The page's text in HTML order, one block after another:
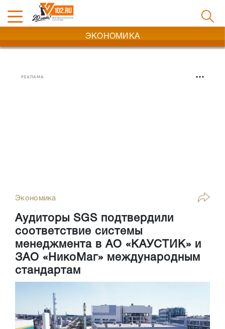
ЭКОНОМИКА
РЕКЛАМА
Экономика
Аудиторы SGS подтвердили
соответствие системы
менеджмента в АО «КАУСТИК» и
ЗАО «НикоМаг» международным
стандартам